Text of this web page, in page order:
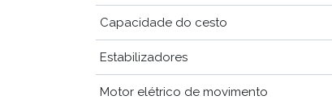
Capacidade do cesto
Estabilizadores
Motor elétrico de movimento